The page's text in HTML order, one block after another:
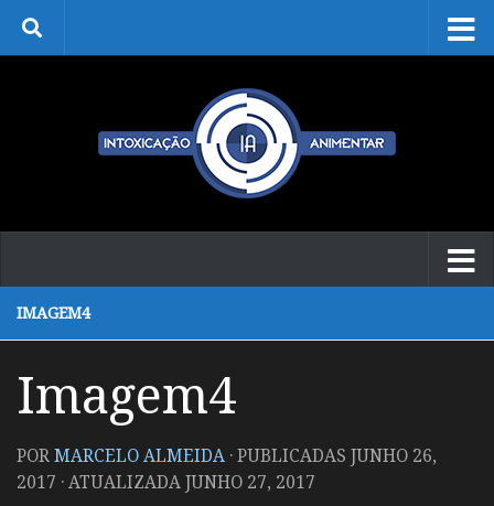
Skip to content
IMAGEM4
Imagem4
PORMARCELO ALMEIDA · PUBLICADAS JUNHO 26,
2017 · ATUALIZADAJUNHO 27, 2017